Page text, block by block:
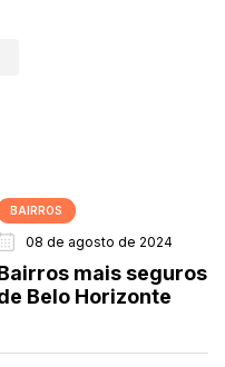
BAIRROS
08 de agosto de 2024
mais seguros
Belo Horizonte